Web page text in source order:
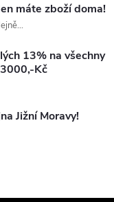
máte zboží doma!
13% na všechny
Kč
Jižní Moravy!